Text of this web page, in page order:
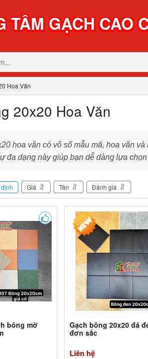
TÂM GẠCH CAO
Hoa Văn
20x20 Hoa Văn
hoa văn có vô số mẫu mã, hoa văn
đa dạng này giúp bạn dễ dàng lựa
Giá Tên Đánh giá
bông mờ
Gạch bông 20x20 đá
đơn sắc
Liên hệ